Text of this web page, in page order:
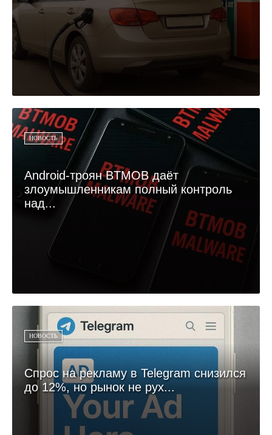
НОВОСТЬ
Android-троян BTMOB даёт
злоумышленникам полный контроль
над...
НОВОСТЬ
Спрос на рекламу в Telegram снизился
до 12%, но рынок не рух...